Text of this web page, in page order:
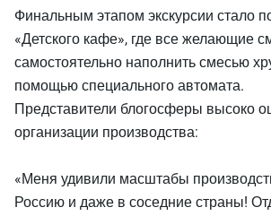
Финальным этапом экскурсии стало
«Детского кафе», где все желающие
самостоятельно наполнить смесью
помощью специального автомата.
Представители блогосферы высоко
организации производства:
«Меня удивили масштабы
Россию и даже в соседние страны!